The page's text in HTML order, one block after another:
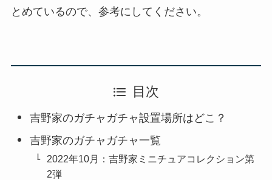
とめているので、参考にしてください。
目次
吉野家のガチャガチャ設置場所はどこ？
吉野家のガチャガチャ一覧
2022年10月：吉野家ミニチュアコレクション第
2弾